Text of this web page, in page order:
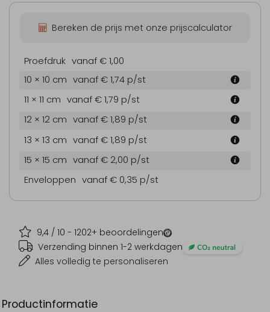
9,4 / 10 - 1202+ beoordelingen
Verzending binnen 1-2 werkdagen
Alles volledig te personaliseren
Bereken de prijs met onze prijscalculator
Proefdruk vanaf € 1,00
10 × 10 cm vanaf € 1,74 p/st
11 × 11 cm vanaf € 1,79 p/st
12 × 12 cm vanaf € 1,89 p/st
13 × 13 cm vanaf € 1,89 p/st
15 × 15 cm vanaf € 2,00 p/st
Enveloppen vanaf € 0,35 p/st
Productinformatie